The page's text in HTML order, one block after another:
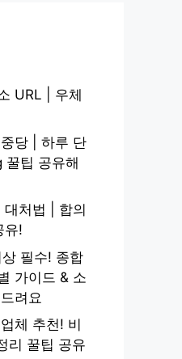
URL | 우체
당 | 하루 단
꿀팁 공유해
처법 | 합의
유!
필수! 종합
가이드 & 소
려요
체 추천! 비
리 꿀팁 공유